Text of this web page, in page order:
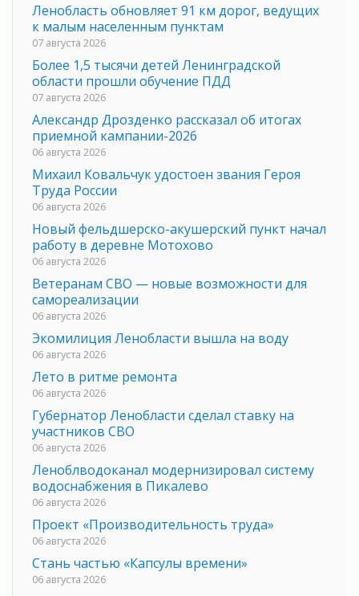
Ленобласть обновляет 91 км дорог, ведущих
к малым населенным пунктам
07 августа 2026
Более 1,5 тысячи детей Ленинградской
области прошли обучение ПДД
07 августа 2026
Александр Дрозденко рассказал об итогах
приемной кампании-2026
06 августа 2026
Михаил Ковальчук удостоен звания Героя
Труда России
06 августа 2026
Новый фельдшерско-акушерский пункт начал
работу в деревне Мотохово
06 августа 2026
Ветеранам СВО — новые возможности для
самореализации
06 августа 2026
Экомилиция Ленобласти вышла на воду
06 августа 2026
Лето в ритме ремонта
06 августа 2026
Губернатор Ленобласти сделал ставку на
участников СВО
06 августа 2026
Леноблводоканал модернизировал систему
водоснабжения в Пикалево
06 августа 2026
Проект «Производительность труда»
06 августа 2026
Стань частью «Капсулы времени»
06 августа 2026